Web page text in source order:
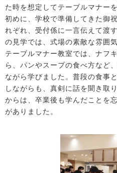
た時を想定してテーブルマナー
初めに、学校で準備してきた御
れぞれ、受付係に一言伝えて渡
の見学では、式場の素敵な雰囲
テーブルマナー教室では、ナフ
ら、パンやスープの食べ方など
ながら学びました。普段の食事
しながらも、真剣に話を聞き取
からは、卒業後も学んだことを
がありました。